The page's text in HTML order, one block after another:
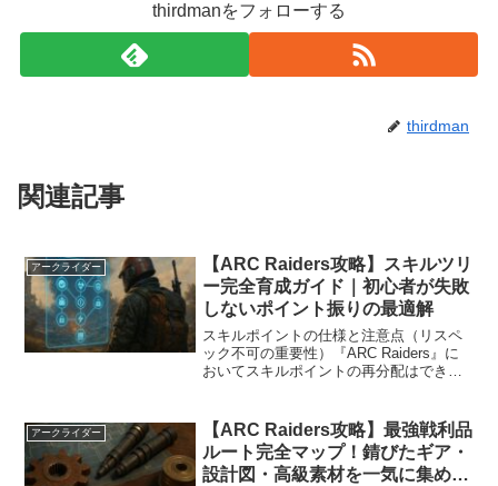
thirdmanをフォローする
thirdman
関連記事
アークライダー
【ARC Raiders攻略】スキルツリ
ー完全育成ガイド｜初心者が失敗
しないポイント振りの最適解
スキルポイントの仕様と注意点（リスペ
ック不可の重要性）『ARC Raiders』に
おいてスキルポイントの再分配はできま
実上のリセット手段が存在しない設計で
す。したがって...
アークライダー
【ARC Raiders攻略】最強戦利品
ルート完全マップ！錆びたギア・
設計図・高級素材を一気に集める